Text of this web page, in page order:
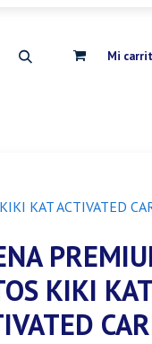
Mi
Control
KAT ACTIVATED
KIKI KAT